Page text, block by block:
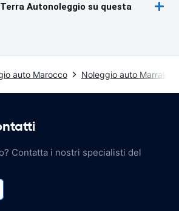
Autonoleggio su questa
auto Marocco Noleggio auto
Contatta i nostri specialisti del